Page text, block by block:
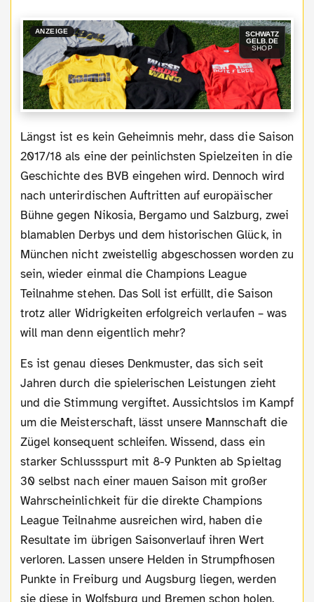
ANZEIGE
SCHWATZ
GELB.DE
SHOP
Längst ist es kein Geheimnis mehr, dass die Saison
2017/18 als eine der peinlichsten Spielzeiten in die
Geschichte des BVB eingehen wird. Dennoch wird
nach unterirdischen Auftritten auf europäischer
Bühne gegen Nikosia, Bergamo und Salzburg, zwei
blamablen Derbys und dem historischen Glück, in
München nicht zweistellig abgeschossen worden zu
sein, wieder einmal die Champions League
Teilnahme stehen. Das Soll ist erfüllt, die Saison
trotz aller Widrigkeiten erfolgreich verlaufen – was
will man denn eigentlich mehr?
Es ist genau dieses Denkmuster, das sich seit
Jahren durch die spielerischen Leistungen zieht
und die Stimmung vergiftet. Aussichtslos im Kampf
um die Meisterschaft, lässt unsere Mannschaft die
Zügel konsequent schleifen. Wissend, dass ein
starker Schlussspurt mit 8-9 Punkten ab Spieltag
30 selbst nach einer mauen Saison mit großer
Wahrscheinlichkeit für die direkte Champions
League Teilnahme ausreichen wird, haben die
Resultate im übrigen Saisonverlauf ihren Wert
verloren. Lassen unsere Helden in Strumpfhosen
Punkte in Freiburg und Augsburg liegen, werden
sie diese in Wolfsburg und Bremen schon holen.